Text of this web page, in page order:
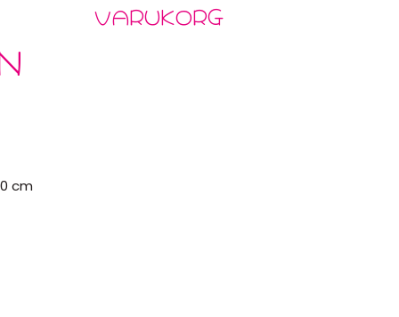
cm
VARUKORG